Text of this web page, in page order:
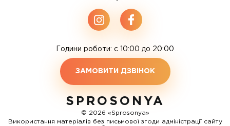
Години роботи: c 10:00 до 20:00
ЗАМОВИТИ ДЗВІНОК
SPROSONYA
© 2026 «Sprosonya»
Використання матеріалів без письмової згоди адміністрації сайту